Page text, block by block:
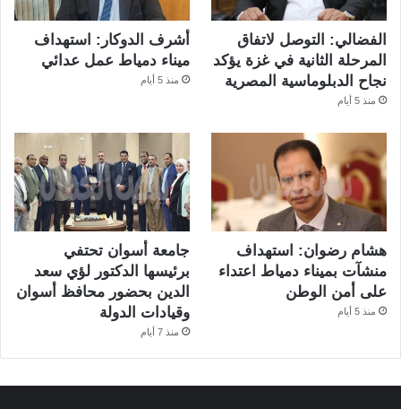
الفضالي: التوصل لاتفاق
المرحلة الثانية في غزة يؤكد
نجاح الدبلوماسية المصرية
منذ 5 أيام
أشرف الدوكار: استهداف
ميناء دمياط عمل عدائي
منذ 5 أيام
هشام رضوان: استهداف
منشآت بميناء دمياط اعتداء
على أمن الوطن
منذ 5 أيام
جامعة أسوان تحتفي
برئيسها الدكتور لؤي سعد
الدين بحضور محافظ أسوان
وقيادات الدولة
منذ 7 أيام